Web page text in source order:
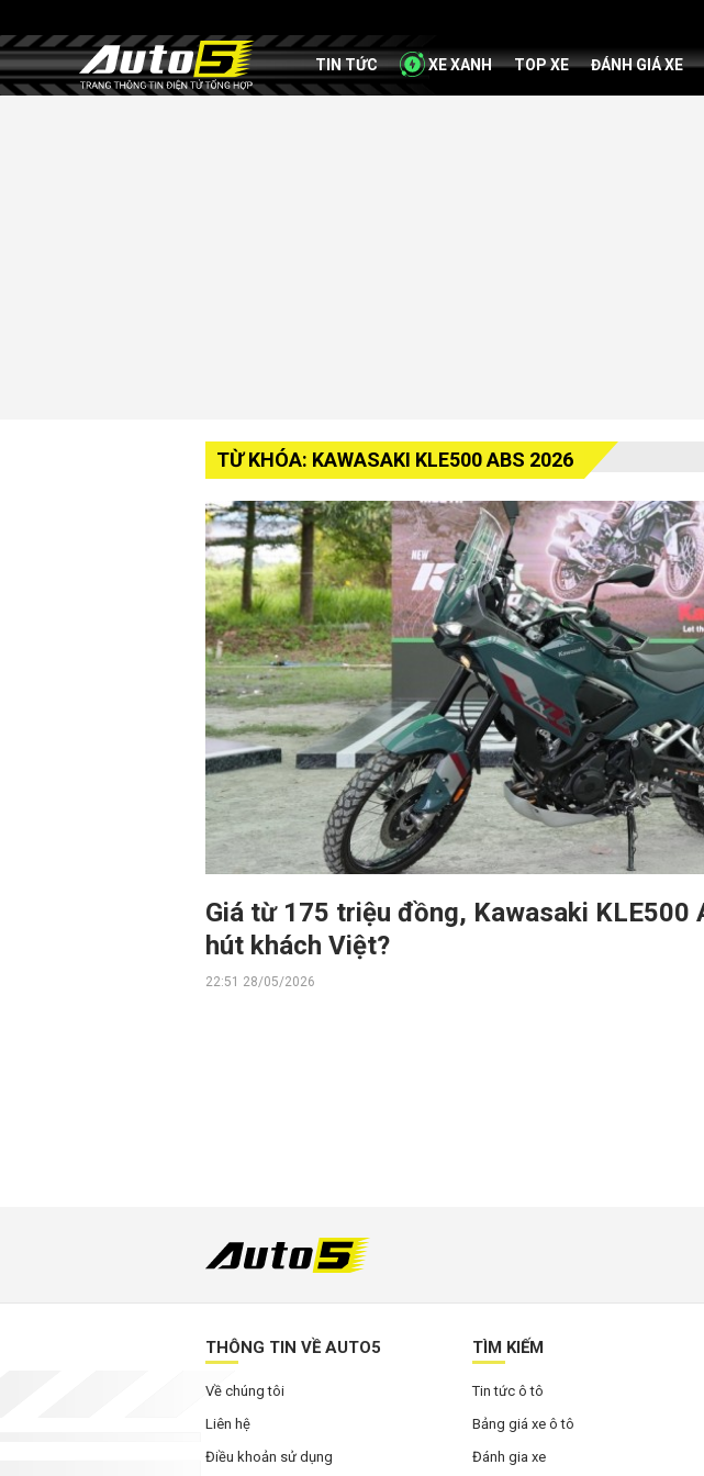
TIN TỨC XE XANH TOP XE ĐÁNH GIÁ XE
TỪ KHÓA: KAWASAKI KLE500 ABS 2026
Giá từ 175 triệu đồng, Kawasaki KLE500
hút khách Việt?
22:51 28/05/2026
THÔNG TIN VỀ AUTO5
Về chúng tôi
Liên hệ
Điều khoản sử dụng
TÌM KIẾM
Tin tức ô tô
Bảng giá xe ô tô
Đánh gia xe